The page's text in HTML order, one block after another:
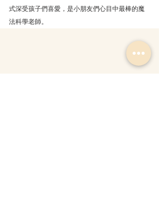
式深受孩子們喜愛，是小朋友們心目中最棒的魔
法科學老師。